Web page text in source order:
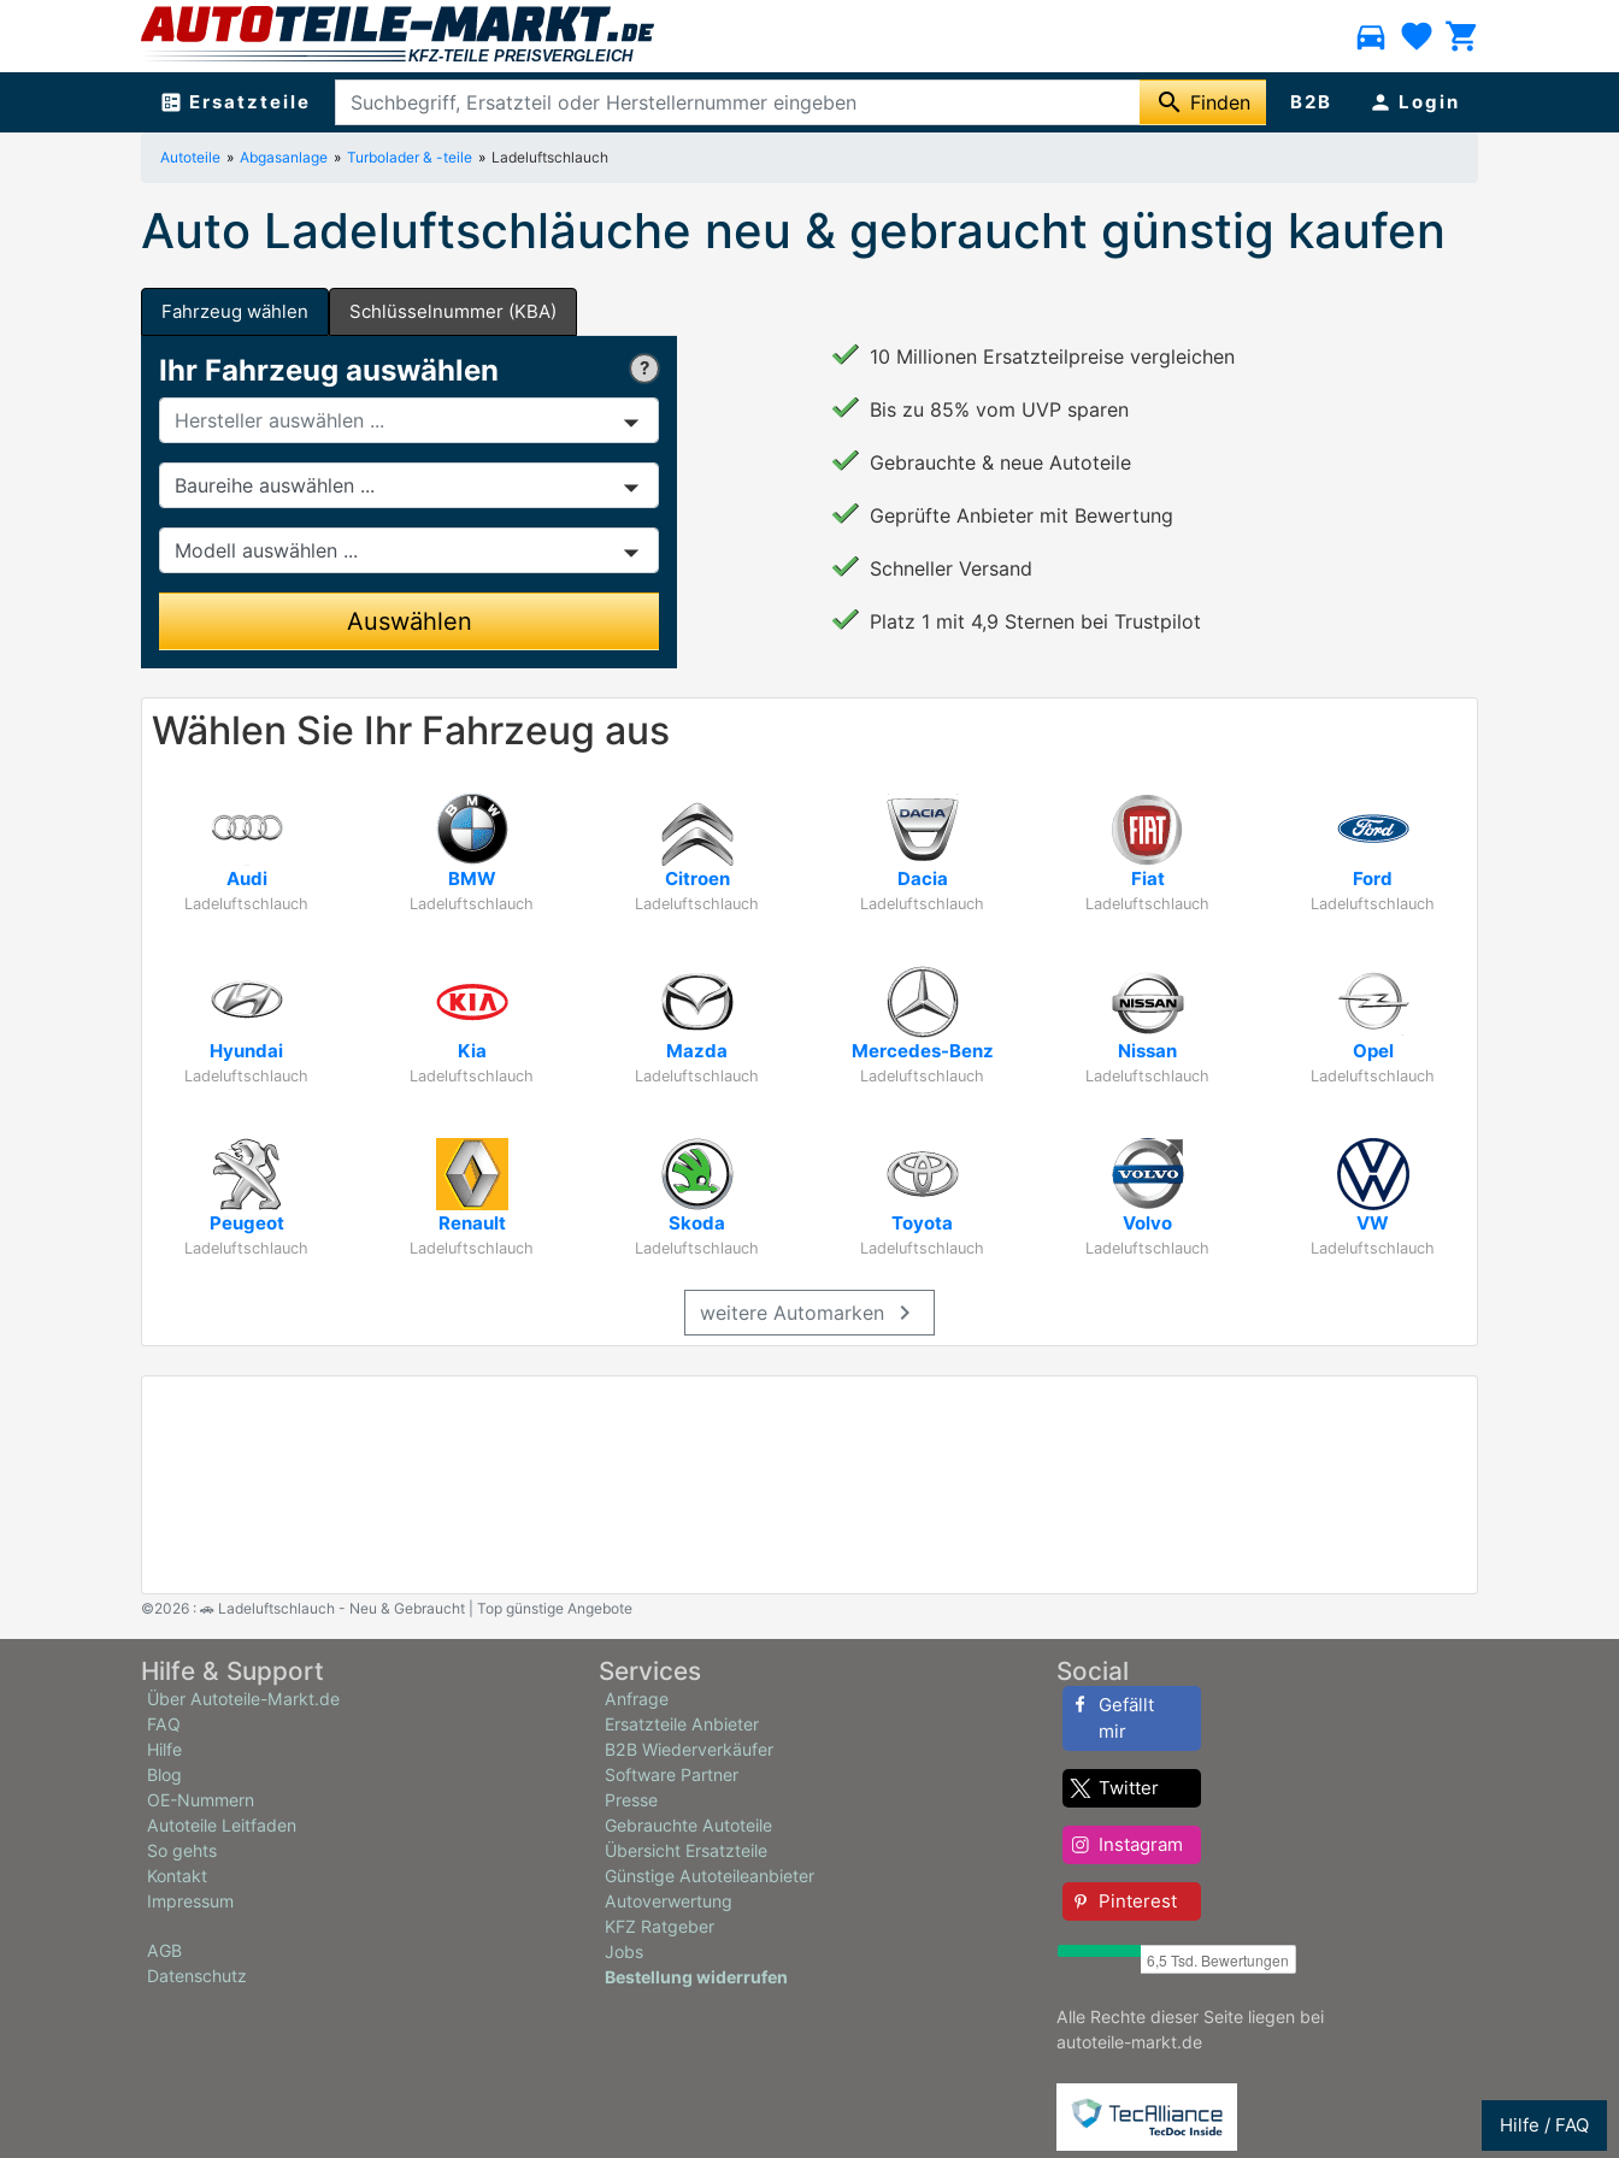
directions_car favorite shopping_cart
ballot Ersatzteile search Finden B2B person Login
Autoteile Abgasanlage Turbolader & -teile Ladeluftschlauch
Auto Ladeluftschläuche neu & gebraucht günstig kaufen
Fahrzeug wählen Schlüsselnummer (KBA)
Ihr Fahrzeug auswählen
Hersteller
Baureihe
Modell
Auswählen
10 Millionen Ersatzteilpreise vergleichen
Bis zu 85% vom UVP sparen
Gebrauchte & neue Autoteile
Geprüfte Anbieter mit Bewertung
Schneller Versand
Platz 1 mit 4,9 Sternen bei Trustpilot
Wählen Sie Ihr Fahrzeug aus
Audi
Ladeluftschlauch
BMW
Ladeluftschlauch
Citroen
Ladeluftschlauch
Dacia
Ladeluftschlauch
Fiat
Ladeluftschlauch
Ford
Ladeluftschlauch
Hyundai
Ladeluftschlauch
Kia
Ladeluftschlauch
Mazda
Ladeluftschlauch
Mercedes-Benz
Ladeluftschlauch
Nissan
Ladeluftschlauch
Opel
Ladeluftschlauch
Peugeot
Ladeluftschlauch
Renault
Ladeluftschlauch
Skoda
Ladeluftschlauch
Toyota
Ladeluftschlauch
Volvo
Ladeluftschlauch
VW
Ladeluftschlauch
weitere Automarken chevron_right
©2026 : 🚗 Ladeluftschlauch - Neu & Gebraucht | Top günstige Angebote
Hilfe & Support
Über Autoteile-Markt.de
FAQ
Hilfe
Blog
OE-Nummern
Autoteile Leitfaden
So gehts
Kontakt
Impressum
AGB
Datenschutz
Services
Anfrage
Ersatzteile Anbieter
B2B Wiederverkäufer
Software Partner
Presse
Gebrauchte Autoteile
Übersicht Ersatzteile
Günstige Autoteileanbieter
Autoverwertung
KFZ Ratgeber
Jobs
Bestellung widerrufen
Social
Gefällt
mir
Twitter
Instagram
Pinterest
Alle Rechte dieser Seite liegen bei
autoteile-markt.de
Hilfe / FAQ